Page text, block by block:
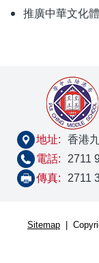
推廣中華文化
地址:
香港
電話:
2711
傳真:
2711
Sitemap |